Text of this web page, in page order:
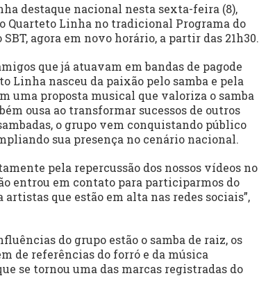
destaque nacional nesta sexta-feira (8),
Quarteto Linha no tradicional Programa do
agora em novo horário, a partir das 21h30.
que já atuavam em bandas de pagode
Linha nasceu da paixão pelo samba e pela
uma proposta musical que valoriza o samba
ousa ao transformar sucessos de outros
o grupo vem conquistando público
sua presença no cenário nacional.
pela repercussão dos nossos vídeos no
entrou em contato para participarmos do
artistas que estão em alta nas redes sociais”,
do grupo estão o samba de raiz, os
de referências do forró e da música
se tornou uma das marcas registradas do